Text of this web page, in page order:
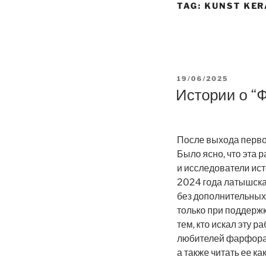
TAG: KUNST
POSTED
19/06/2025
Истории о
После выхода
Было ясно, что эта
и исследователи
2024 года
без
только при
тем, кто искал эту
любителей
а также читать ее